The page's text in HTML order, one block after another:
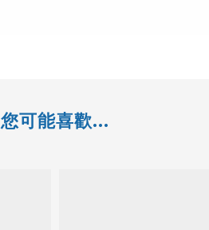
您可能喜歡...